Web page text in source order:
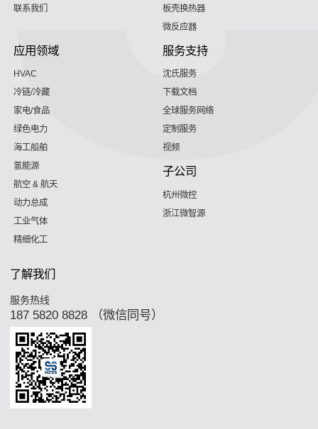
联系我们
板壳换热器
微反应器
应用领域
HVAC
冷链/冷藏
家电/食品
绿色电力
海工船舶
氢能源
航空 & 航天
动力总成
工业气体
精细化工
服务支持
沈氏服务
下载文档
全球服务网络
定制服务
视频
子公司
杭州微控
浙江微智源
了解我们
服务热线
187 5820 8828 （微信同号）